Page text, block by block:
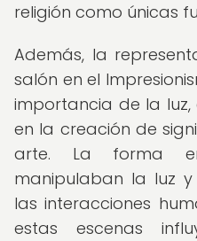
religión como únicas
Además, la
salón en el
importancia de la
en la creación de
arte. La forma
manipulaban la luz
las interacciones
estas escenas